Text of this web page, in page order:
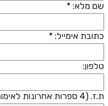
מלא: *
אימייל: *
ספרות אחרונות לאימות):